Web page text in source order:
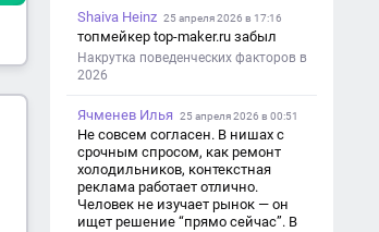
Shaiva Heinz 25 апреля 2026 в 17:16
топмейкер top-maker.ru забыл
Накрутка поведенческих факторов в
2026
Ячменев Илья 25 апреля 2026 в 00:51
Не совсем согласен. В нишах с
срочным спросом, как ремонт
холодильников, контекстная
реклама работает отлично.
Человек не изучает рынок — он
ищет решение “прямо сейчас”. В